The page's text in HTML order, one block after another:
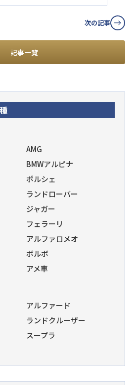
記事一覧
次の記事
AMG
BMWアルピナ
ポルシェ
ランドローバー
ジャガー
フェラーリ
アルファロメオ
ボルボ
アメ車
アルファード
ランドクルーザー
スープラ